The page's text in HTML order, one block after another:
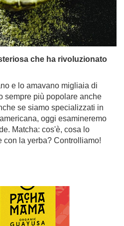
che ha rivoluzionato
e lo amavano migliaia di
sempre più popolare anche
se siamo specializzati in
oggi esamineremo
Matcha: cos'è, cosa lo
con la yerba? Controlliamo!